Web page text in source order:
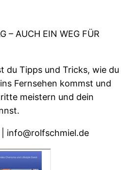
– AUCH EIN WEG FÜR
du Tipps und Tricks, wie du
Fernsehen kommst und
meistern und dein
info@rolfschmiel.de